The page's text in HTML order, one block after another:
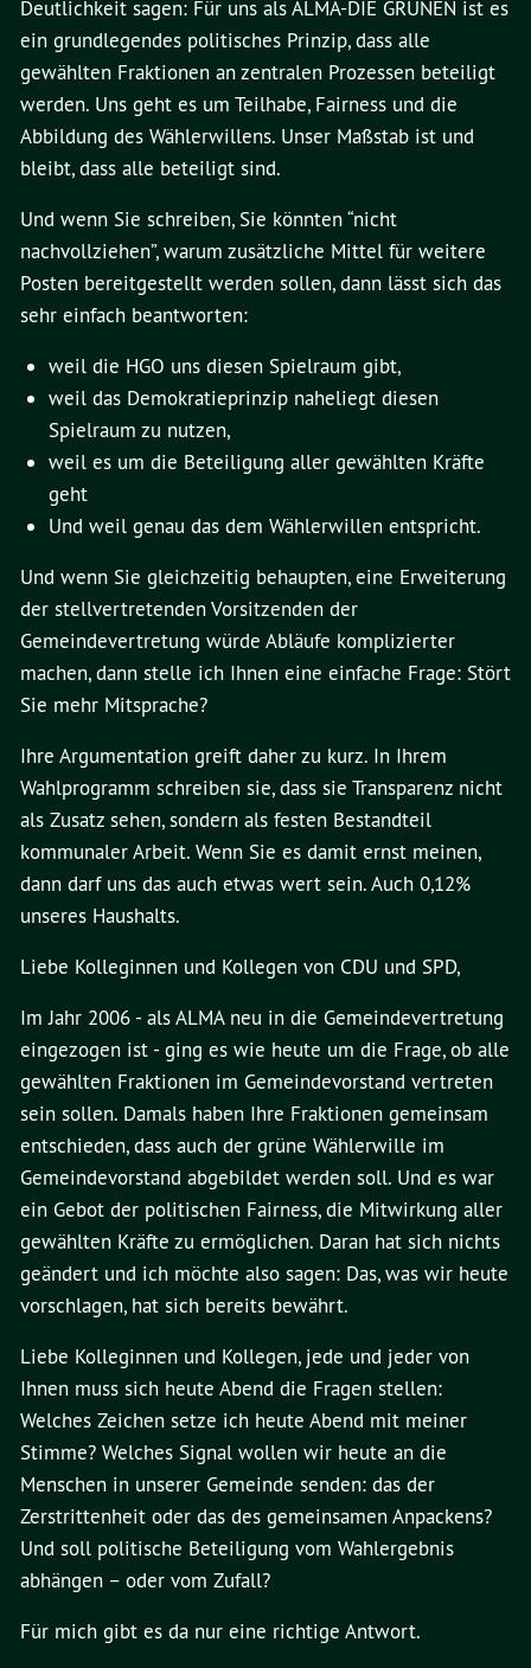
Deutlichkeit sagen: Für uns als ALMA-DIE GRÜNEN ist es
ein grundlegendes politisches Prinzip, dass alle
gewählten Fraktionen an zentralen Prozessen beteiligt
werden. Uns geht es um Teilhabe, Fairness und die
Abbildung des Wählerwillens. Unser Maßstab ist und
bleibt, dass alle beteiligt sind.
Und wenn Sie schreiben, Sie könnten “nicht
nachvollziehen”, warum zusätzliche Mittel für weitere
Posten bereitgestellt werden sollen, dann lässt sich das
sehr einfach beantworten:
weil die HGO uns diesen Spielraum gibt,
weil das Demokratieprinzip naheliegt diesen
Spielraum zu nutzen,
weil es um die Beteiligung aller gewählten Kräfte
geht
Und weil genau das dem Wählerwillen entspricht.
Und wenn Sie gleichzeitig behaupten, eine Erweiterung
der stellvertretenden Vorsitzenden der
Gemeindevertretung würde Abläufe komplizierter
machen, dann stelle ich Ihnen eine einfache Frage: Stört
Sie mehr Mitsprache?
Ihre Argumentation greift daher zu kurz. In Ihrem
Wahlprogramm schreiben sie, dass sie Transparenz nicht
als Zusatz sehen, sondern als festen Bestandteil
kommunaler Arbeit. Wenn Sie es damit ernst meinen,
dann darf uns das auch etwas wert sein. Auch 0,12%
unseres Haushalts.
Liebe Kolleginnen und Kollegen von CDU und SPD,
Im Jahr 2006 - als ALMA neu in die Gemeindevertretung
eingezogen ist - ging es wie heute um die Frage, ob alle
gewählten Fraktionen im Gemeindevorstand vertreten
sein sollen. Damals haben Ihre Fraktionen gemeinsam
entschieden, dass auch der grüne Wählerwille im
Gemeindevorstand abgebildet werden soll. Und es war
ein Gebot der politischen Fairness, die Mitwirkung aller
gewählten Kräfte zu ermöglichen. Daran hat sich nichts
geändert und ich möchte also sagen: Das, was wir heute
vorschlagen, hat sich bereits bewährt.
Liebe Kolleginnen und Kollegen, jede und jeder von
Ihnen muss sich heute Abend die Fragen stellen:
Welches Zeichen setze ich heute Abend mit meiner
Stimme? Welches Signal wollen wir heute an die
Menschen in unserer Gemeinde senden: das der
Zerstrittenheit oder das des gemeinsamen Anpackens?
Und soll politische Beteiligung vom Wahlergebnis
abhängen – oder vom Zufall?
Für mich gibt es da nur eine richtige Antwort.